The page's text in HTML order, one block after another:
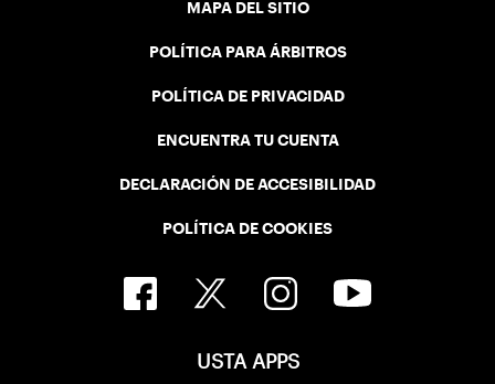
MAPA DEL SITIO
POLÍTICA PARA ÁRBITROS
POLÍTICA DE PRIVACIDAD
ENCUENTRA TU CUENTA
DECLARACIÓN DE ACCESIBILIDAD
POLÍTICA DE COOKIES
USTA APPS